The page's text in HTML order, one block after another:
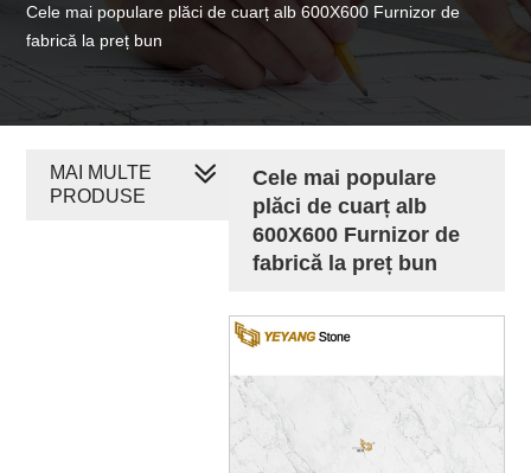
Cele mai populare plăci de cuarț alb 600X600 Furnizor de
fabrică la preț bun
Cele mai populare
plăci de cuarț alb
600X600 Furnizor de
fabrică la preț bun
MAI MULTE
PRODUSE